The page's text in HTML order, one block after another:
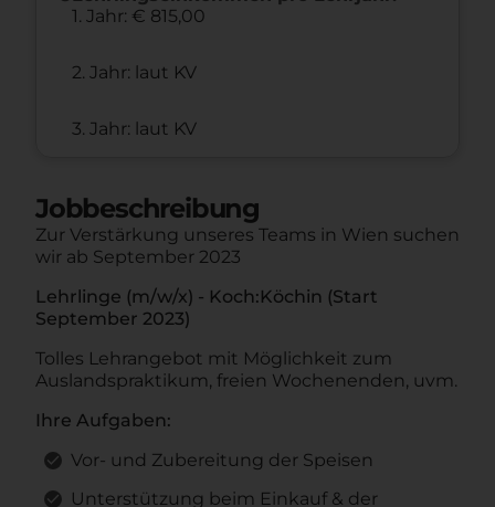
1. Jahr: € 815,00
2. Jahr: laut KV
3. Jahr: laut KV
Jobbeschreibung
Zur Verstärkung unseres Teams in Wien suchen
wir ab September 2023
Lehrlinge (m/w/x) - Koch:Köchin (Start
September 2023)
Tolles Lehrangebot mit Möglichkeit zum
Auslandspraktikum, freien Wochenenden, uvm.
Ihre Aufgaben:
Vor- und Zubereitung der Speisen
Unterstützung beim Einkauf & der